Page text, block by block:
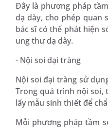
Đây là phương pháp
dạ dày, cho phép quan
bác sĩ có thể phát hiện
ung thư dạ dày.
- Nội soi đại tràng
Nội soi đại tràng sử
Trong quá trình nội soi,
lấy mẫu sinh thiết để
Mỗi phương pháp tầm